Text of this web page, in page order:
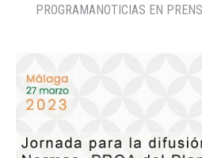
PROGRAMANOTICIAS EN